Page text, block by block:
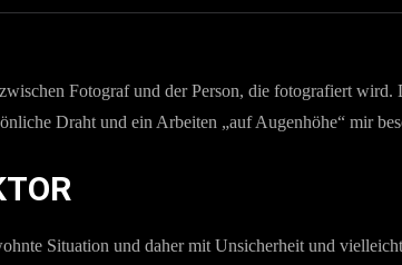
Fotograf und der Person, die fotografiert
Draht und ein Arbeiten „auf Augenhöhe“ mir
Situation und daher mit Unsicherheit und